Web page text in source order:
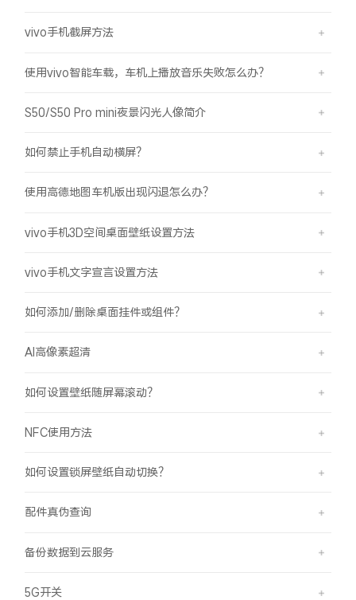
vivo手机截屏方法
使用vivo智能车载，车机上播放音乐失败怎么办？
S50/S50 Pro mini夜景闪光人像简介
如何禁止手机自动横屏？
使用高德地图车机版出现闪退怎么办？
vivo手机3D空间桌面壁纸设置方法
vivo手机文字宣言设置方法
如何添加/删除桌面挂件或组件？
AI高像素超清
如何设置壁纸随屏幕滚动？
NFC使用方法
如何设置锁屏壁纸自动切换？
配件真伪查询
备份数据到云服务
5G开关